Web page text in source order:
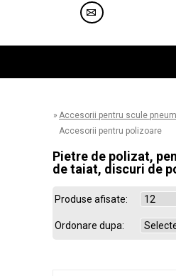
» Accesorii pentru scule
Accesorii pentru polizoare
Pietre de polizat,
de taiat, discuri de
Produse afisate:
Ordonare dupa: